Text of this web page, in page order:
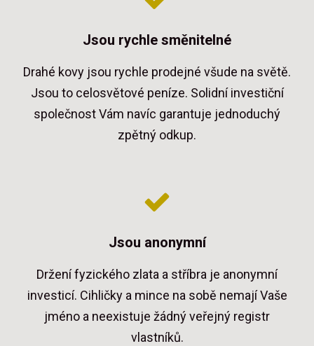
Jsou rychle směnitelné
Drahé kovy jsou rychle prodejné všude na světě.
Jsou to celosvětové peníze. Solidní investiční
společnost Vám navíc garantuje jednoduchý
zpětný odkup.
Jsou anonymní
Držení fyzického zlata a stříbra je anonymní
investicí. Cihličky a mince na sobě nemají Vaše
jméno a neexistuje žádný veřejný registr
vlastníků.